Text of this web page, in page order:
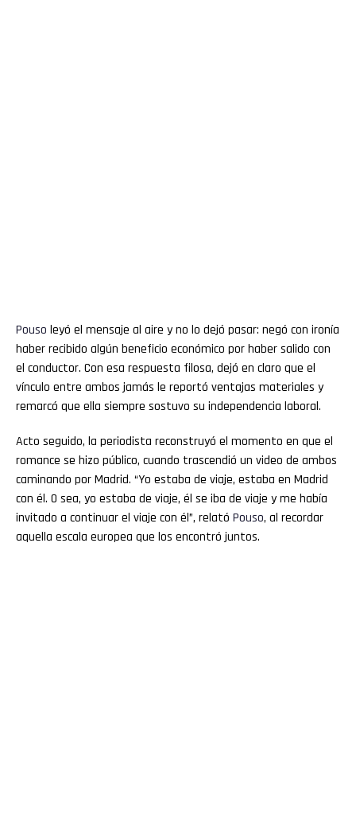
Pouso leyó el mensaje al aire y no lo dejó pasar: negó con ironía
haber recibido algún beneficio económico por haber salido con
el conductor. Con esa respuesta filosa, dejó en claro que el
vínculo entre ambos jamás le reportó ventajas materiales y
remarcó que ella siempre sostuvo su independencia laboral.
Acto seguido, la periodista reconstruyó el momento en que el
romance se hizo público, cuando trascendió un video de ambos
caminando por Madrid. “Yo estaba de viaje, estaba en Madrid
con él. O sea, yo estaba de viaje, él se iba de viaje y me había
invitado a continuar el viaje con él”, relató Pouso, al recordar
aquella escala europea que los encontró juntos.